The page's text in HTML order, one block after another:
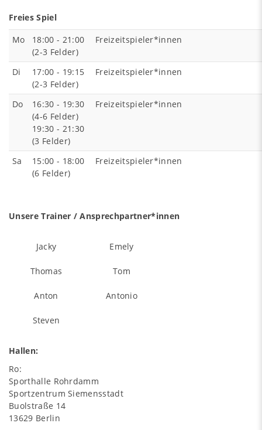
Freies Spiel
Mo
18:00 - 21:00
(2-3 Felder)
Freizeitspieler*innen
Di
17:00 - 19:15
(2-3 Felder)
Freizeitspieler*innen
Do
16:30 - 19:30
(4-6 Felder)
19:30 - 21:30
(3 Felder)
Freizeitspieler*innen
Sa
15:00 - 18:00
(6 Felder)
Freizeitspieler*innen
Unsere Trainer / Ansprechpartner*innen
Jacky Emely
Thomas Tom
Anton Antonio
Steven
Hallen:
Ro:
Sporthalle Rohrdamm
Sportzentrum Siemensstadt
Buolstraße 14
13629 Berlin